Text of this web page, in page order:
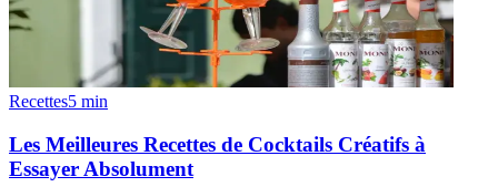
Recettes5 min
Les Meilleures Recettes de Cocktails Créatifs à
Essayer Absolument